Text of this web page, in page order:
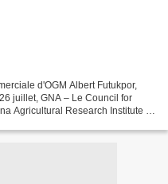
d'OGM Albert Futukpor,
juillet, GNA – Le Council for
Agricultural Research Institute a